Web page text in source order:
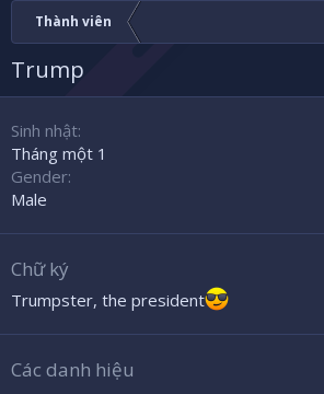
Thành viên
Trump
Sinh nhật
Tháng một 1
Gender
Male
Chữ ký
Trumpster, the president
Các danh hiệu